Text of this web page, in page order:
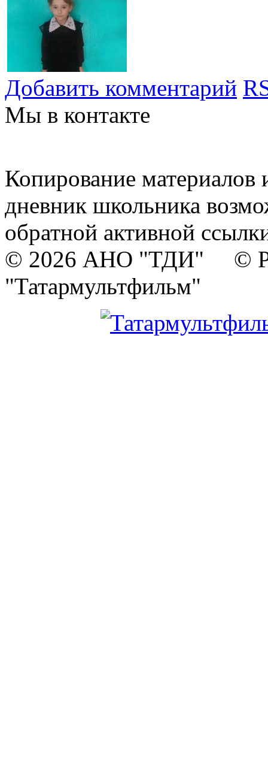
Добавить комментарий
Мы в контакте
Копирование материалов
дневник школьника
обратной активной
© 2026 АНО "ТДИ" ©
"Татармультфильм"